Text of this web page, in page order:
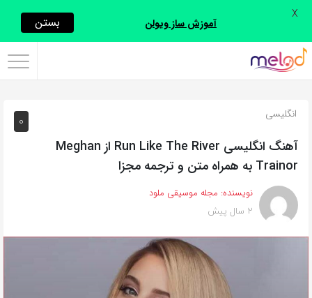
اشتراک
با
روش‌های
زیر
این
صفحه
را
0 انگلیسی
آهنگ انگلیسی Run Like The River از Meghan
Trainor به همراه متن و ترجمه مجزا
نویسنده: مجله موسیقی ملود
2 سال پیش
آموزش ساز ویولن بستن X